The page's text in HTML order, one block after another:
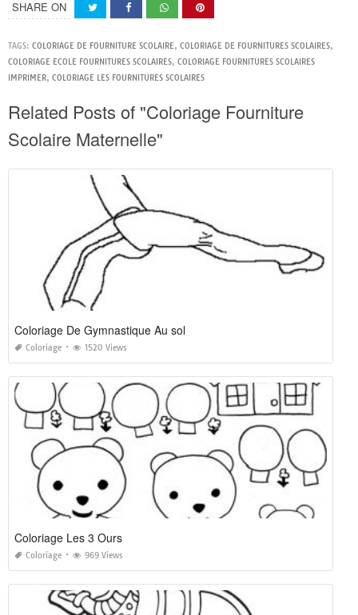
SHARE ON
TAGS: COLORIAGE DE FOURNITURE SCOLAIRE, COLORIAGE DE FOURNITURES SCOLAIRES,
COLORIAGE ECOLE FOURNITURES SCOLAIRES, COLORIAGE FOURNITURES SCOLAIRES
IMPRIMER, COLORIAGE LES FOURNITURES SCOLAIRES
Related Posts of "Coloriage Fourniture
Scolaire Maternelle"
Coloriage De Gymnastique Au sol
Coloriage 1520 Views
Coloriage Les 3 Ours
Coloriage 969 Views